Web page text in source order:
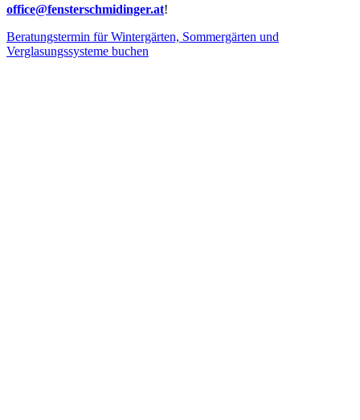
office@fensterschmidinger.at!
Beratungstermin für Wintergärten, Sommergärten und
Verglasungssysteme buchen